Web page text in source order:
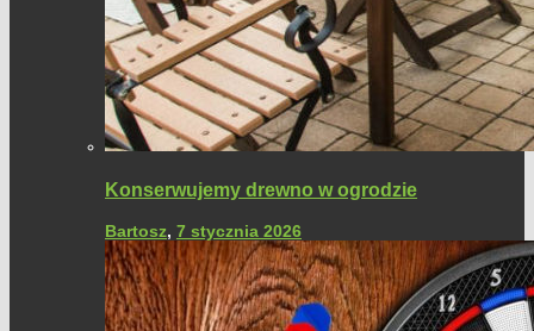
Konserwujemy drewno w ogrodzie
Bartosz, 7 stycznia 2026